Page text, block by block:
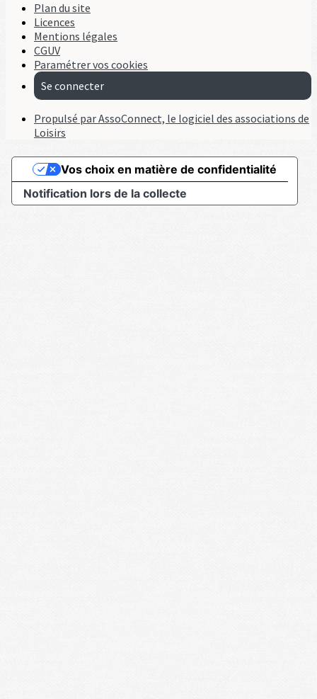
Plan du site
Licences
Mentions légales
CGUV
Paramétrer vos cookies
Se connecter
Propulsé par AssoConnect, le logiciel des associations de
Loisirs
Notification lors de la collecte
Vos choix en matière de confidentialité